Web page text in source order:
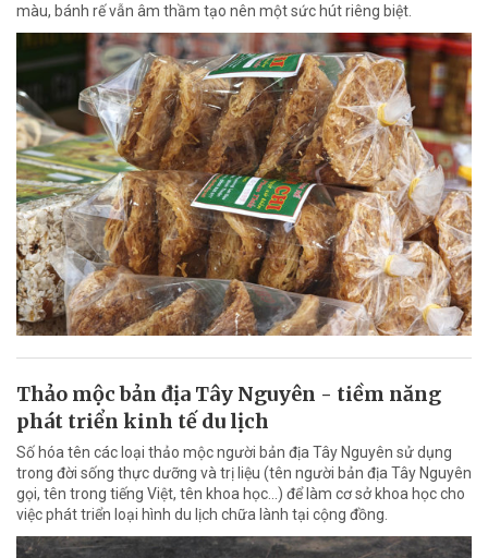
màu, bánh rế vẫn âm thầm tạo nên một sức hút riêng biệt.
Thảo mộc bản địa Tây Nguyên - tiềm năng
phát triển kinh tế du lịch
Số hóa tên các loại thảo mộc người bản địa Tây Nguyên sử dụng
trong đời sống thực dưỡng và trị liệu (tên người bản địa Tây Nguyên
gọi, tên trong tiếng Việt, tên khoa học...) để làm cơ sở khoa học cho
việc phát triển loại hình du lịch chữa lành tại cộng đồng.